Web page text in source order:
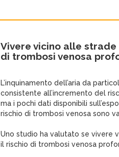
Vivere vicino alle
di trombosi venosa
L’inquinamento dell’aria da
consistente all’incremento del
ma i pochi dati disponibili
rischio di trombosi venosa sono
Uno studio ha valutato se vivere
il rischio di trombosi venosa